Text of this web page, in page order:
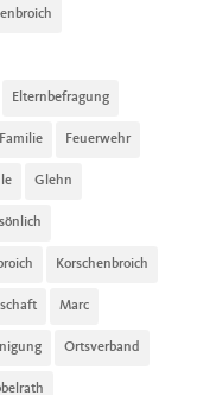
Elternbefragung
Familie Feuerwehr
Glehn
Korschenbroich
Marc
Ortsverband